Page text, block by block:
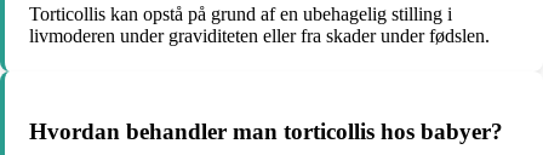
Torticollis kan opstå på grund af en ubehagelig stilling i
livmoderen under graviditeten eller fra skader under fødslen.
Hvordan behandler man torticollis hos babyer?